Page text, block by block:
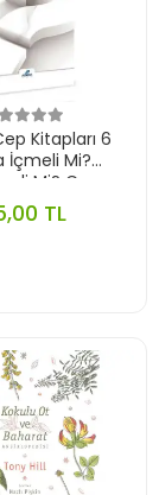
Kitapları 6
İçmeli Mi?
Mi? Cep
TL